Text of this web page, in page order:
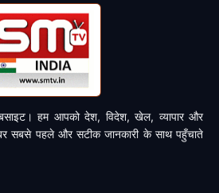
हम आपको देश, विदेश, खेल, व्यापार और
सबसे पहले और सटीक जानकारी के साथ पहुँचाते